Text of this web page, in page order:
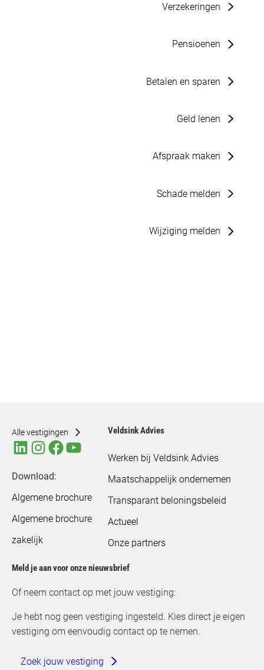
Verzekeringen
Pensioenen
Betalen en sparen
Geld lenen
Afspraak maken
Schade melden
Wijziging melden
Alle vestigingen
Download:
Algemene brochure
Algemene brochure
zakelijk
Veldsink Advies
Werken bij Veldsink Advies
Maatschappelijk ondernemen
Transparant beloningsbeleid
Actueel
Onze partners
Meld je aan voor onze nieuwsbrief
Of neem contact op met jouw vestiging:
Je hebt nog geen vestiging ingesteld. Kies direct je eigen
vestiging om eenvoudig contact op te nemen.
Zoek jouw vestiging